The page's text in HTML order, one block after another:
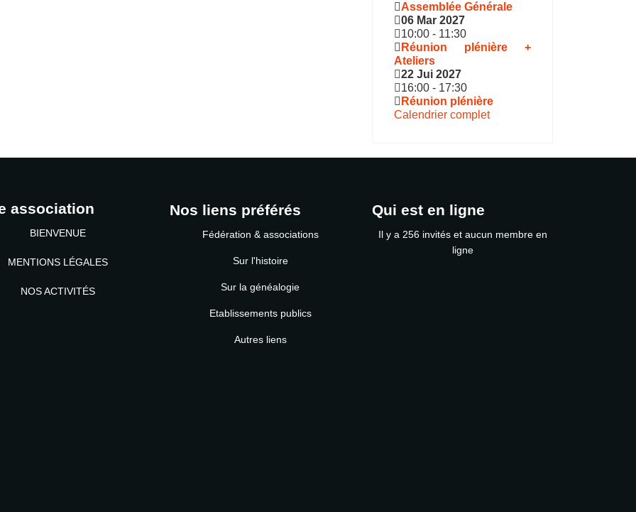
Assemblée Générale
06 Mar 2027
10:00 - 11:30
Réunion plénière +
Ateliers
22 Jui 2027
16:00 - 17:30
Réunion plénière
Calendrier complet
DE PASSE
association
BIENVENUE
MENTIONS LÉGALES
NOS ACTIVITÉS
Nos liens préférés
Fédération & associations
Sur l'histoire
Sur la généalogie
Etablissements publics
Autres liens
Qui est en ligne
Il y a 256 invités et aucun membre en
ligne